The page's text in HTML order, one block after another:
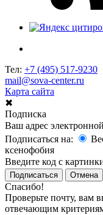
Тел: +7 (495) 517-9230
mail@sova-center.ru
Карта сайта
✖
Подписка
Ваш адрес
Подписаться на:
ксенофобия
Введите код с
Подписаться
Отмена
Спасибо!
Проверьте почту, вам
отвечающим